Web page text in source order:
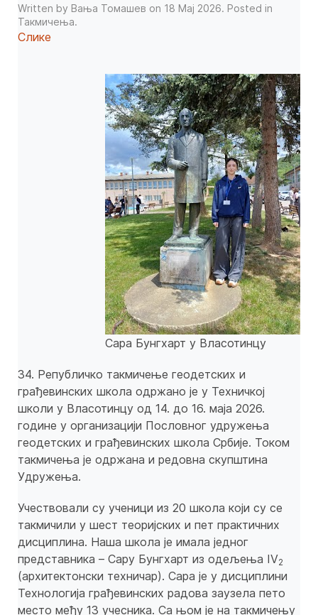
Written by Вања Томашев on 18 Мај 2026. Posted in
Такмичења.
Слике
Сара Бунгхарт у Власотинцу
34. Републичко такмичење геодетских и
грађевинских школа одржано је у Техничкој
школи у Власотинцу од 14. до 16. маја 2026.
године у организацији Пословног удружења
геодетских и грађевинских школа Србије. Током
такмичења је одржана и редовна скупштина
Удружења.
Учествовали су ученици из 20 школа који су се
такмичили у шест теоријских и пет практичних
дисциплина. Наша школа je имала једног
представника – Сару Бунгхарт из одељења IV2
(архитектонски техничар). Сара је у дисциплини
Технологија грађевинских радова заузела пето
место међу 13 учесника. Са њом је на такмичењу